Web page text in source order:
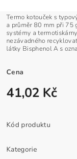
Termo kotouček s
a průměr 80 mm při 75
systémy a
nezávadného
látky Bisphenol A s
Cena
41,02 Kč
Kód produktu
Kategorie